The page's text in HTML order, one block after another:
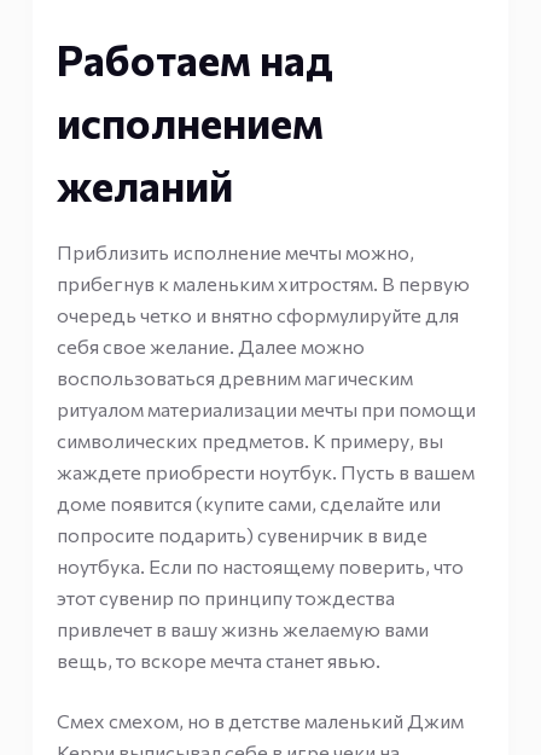
Работаем над
исполнением
желаний
Приблизить исполнение мечты можно,
прибегнув к маленьким хитростям. В первую
очередь четко и внятно сформулируйте для
себя свое желание. Далее можно
воспользоваться древним магическим
ритуалом материализации мечты при помощи
символических предметов. К примеру, вы
жаждете приобрести ноутбук. Пусть в вашем
доме появится (купите сами, сделайте или
попросите подарить) сувенирчик в виде
ноутбука. Если по настоящему поверить, что
этот сувенир по принципу тождества
привлечет в вашу жизнь желаемую вами
вещь, то вскоре мечта станет явью.
Смех смехом, но в детстве маленький Джим